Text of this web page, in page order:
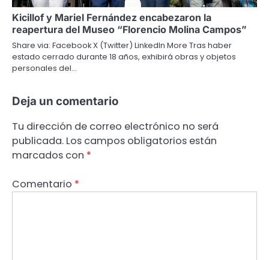
Kicillof y Mariel Fernández encabezaron la
reapertura del Museo “Florencio Molina Campos”
Share via: Facebook X (Twitter) LinkedIn More Tras haber
estado cerrado durante 18 años, exhibirá obras y objetos
personales del…
Deja un comentario
Tu dirección de correo electrónico no será
publicada. Los campos obligatorios están
marcados con *
Comentario *